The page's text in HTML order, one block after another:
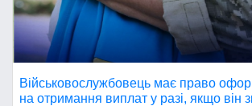
Військовослужбовець має право
на отримання виплат у разі, якщо він